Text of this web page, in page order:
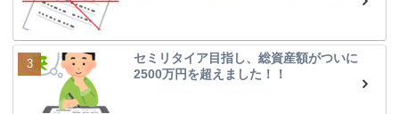
セミリタイア目指し、総資産額がついに
2500万円を超えました！！